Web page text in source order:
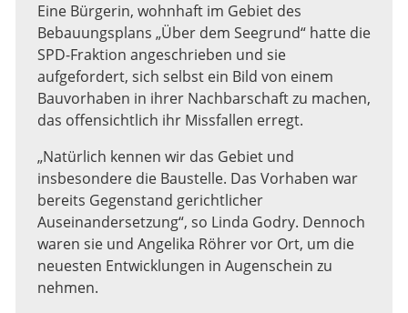
Eine Bürgerin, wohnhaft im Gebiet des
Bebauungsplans „Über dem Seegrund“ hatte die
SPD-Fraktion angeschrieben und sie
aufgefordert, sich selbst ein Bild von einem
Bauvorhaben in ihrer Nachbarschaft zu machen,
das offensichtlich ihr Missfallen erregt.
„Natürlich kennen wir das Gebiet und
insbesondere die Baustelle. Das Vorhaben war
bereits Gegenstand gerichtlicher
Auseinandersetzung“, so Linda Godry. Dennoch
waren sie und Angelika Röhrer vor Ort, um die
neuesten Entwicklungen in Augenschein zu
nehmen.